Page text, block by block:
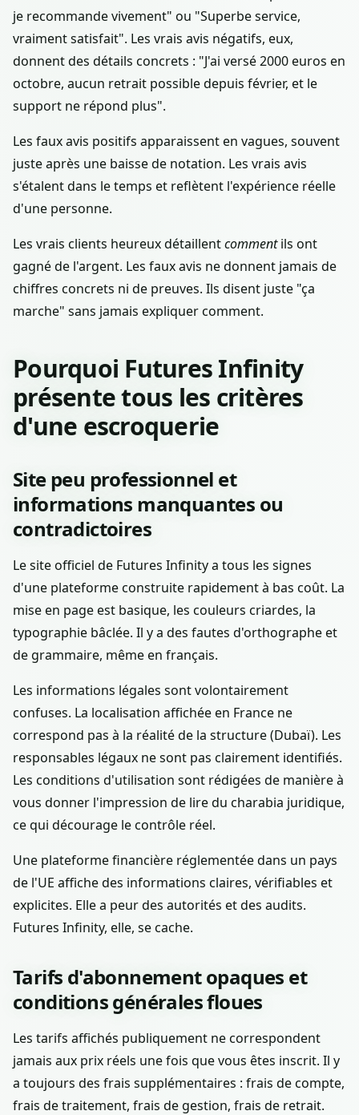
je recommande vivement" ou "Superbe service,
vraiment satisfait". Les vrais avis négatifs, eux,
donnent des détails concrets : "J'ai versé 2000 euros en
octobre, aucun retrait possible depuis février, et le
support ne répond plus".
Les faux avis positifs apparaissent en vagues, souvent
juste après une baisse de notation. Les vrais avis
s'étalent dans le temps et reflètent l'expérience réelle
d'une personne.
Les vrais clients heureux détaillentcommentils ont
gagné de l'argent. Les faux avis ne donnent jamais de
chiffres concrets ni de preuves. Ils disent juste "ça
marche" sans jamais expliquer comment.
Pourquoi Futures Infinity
présente tous les critères
d'une escroquerie
Site peu professionnel et
informations manquantes ou
contradictoires
Le site officiel de Futures Infinity a tous les signes
d'une plateforme construite rapidement à bas coût. La
mise en page est basique, les couleurs criardes, la
typographie bâclée. Il y a des fautes d'orthographe et
de grammaire, même en français.
Les informations légales sont volontairement
confuses. La localisation affichée en France ne
correspond pas à la réalité de la structure (Dubaï). Les
responsables légaux ne sont pas clairement identifiés.
Les conditions d'utilisation sont rédigées de manière à
vous donner l'impression de lire du charabia juridique,
ce qui décourage le contrôle réel.
Une plateforme financière réglementée dans un pays
de l'UE affiche des informations claires, vérifiables et
explicites. Elle a peur des autorités et des audits.
Futures Infinity, elle, se cache.
Tarifs d'abonnement opaques et
conditions générales floues
Les tarifs affichés publiquement ne correspondent
jamais aux prix réels une fois que vous êtes inscrit. Il y
a toujours des frais supplémentaires : frais de compte,
frais de traitement, frais de gestion, frais de retrait.